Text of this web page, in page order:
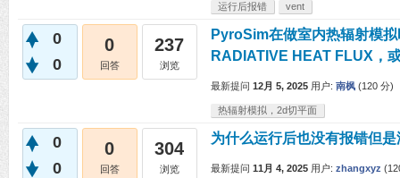
运行后报错 vent
0
0
0
回答
237
浏览
PyroSim在做室内热辐射模
RADIATIVE HEAT FLUX，
最新提问 12月 5, 2025 用户: 南枫 (120 分)
热辐射模拟，2d切平面
0
0
0
回答
304
浏览
为什么运行后也没有报错但
最新提问 11月 4, 2025 用户: zhangxyz (